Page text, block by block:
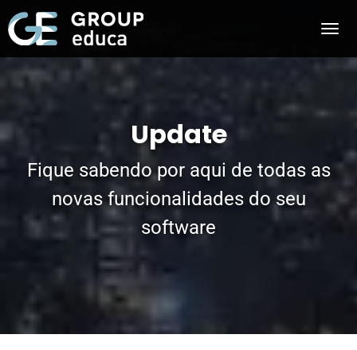
Update
Fique sabendo por aqui de todas as
novas funcionalidades do seu
software